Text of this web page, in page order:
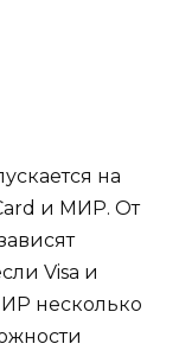
на
и МИР. От
Visa и
несколько